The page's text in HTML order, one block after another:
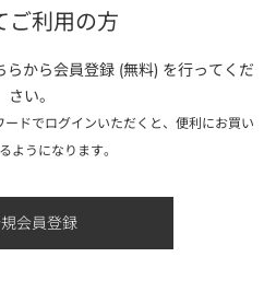
ご利用の方
から会員登録 (無料) を行ってくだ
さい。
ドでログインいただくと、便利にお買い
ようになります。